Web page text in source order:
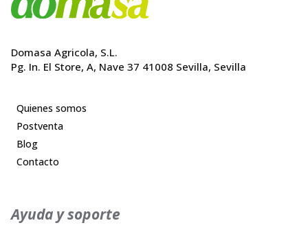
Domasa Agricola, S.L.
Pg. In. El Store, A, Nave 37 41008 Sevilla, Sevilla
Quienes somos
Postventa
Blog
Contacto
Ayuda y soporte